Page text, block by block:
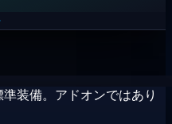
装備。アドオンではあり